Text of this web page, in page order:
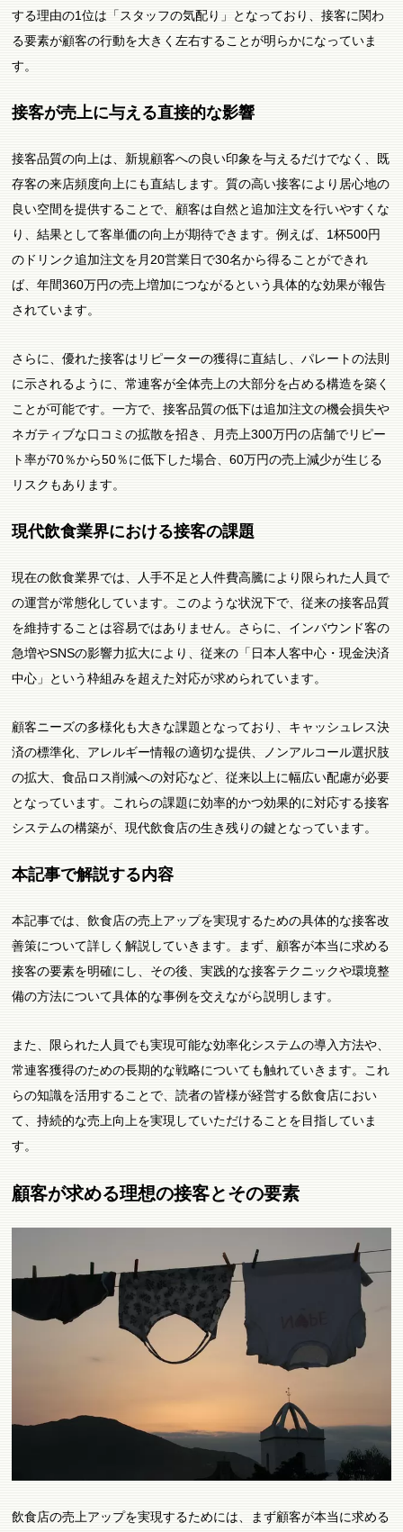
する理由の1位は「スタッフの気配り」となっており、接客に関わ
る要素が顧客の行動を大きく左右することが明らかになっていま
す。
接客が売上に与える直接的な影響
接客品質の向上は、新規顧客への良い印象を与えるだけでなく、既
存客の来店頻度向上にも直結します。質の高い接客により居心地の
良い空間を提供することで、顧客は自然と追加注文を行いやすくな
り、結果として客単価の向上が期待できます。例えば、1杯500円
のドリンク追加注文を月20営業日で30名から得ることができれ
ば、年間360万円の売上増加につながるという具体的な効果が報告
されています。
さらに、優れた接客はリピーターの獲得に直結し、パレートの法則
に示されるように、常連客が全体売上の大部分を占める構造を築く
ことが可能です。一方で、接客品質の低下は追加注文の機会損失や
ネガティブな口コミの拡散を招き、月売上300万円の店舗でリピー
ト率が70％から50％に低下した場合、60万円の売上減少が生じる
リスクもあります。
現代飲食業界における接客の課題
現在の飲食業界では、人手不足と人件費高騰により限られた人員で
の運営が常態化しています。このような状況下で、従来の接客品質
を維持することは容易ではありません。さらに、インバウンド客の
急増やSNSの影響力拡大により、従来の「日本人客中心・現金決済
中心」という枠組みを超えた対応が求められています。
顧客ニーズの多様化も大きな課題となっており、キャッシュレス決
済の標準化、アレルギー情報の適切な提供、ノンアルコール選択肢
の拡大、食品ロス削減への対応など、従来以上に幅広い配慮が必要
となっています。これらの課題に効率的かつ効果的に対応する接客
システムの構築が、現代飲食店の生き残りの鍵となっています。
本記事で解説する内容
本記事では、飲食店の売上アップを実現するための具体的な接客改
善策について詳しく解説していきます。まず、顧客が本当に求める
接客の要素を明確にし、その後、実践的な接客テクニックや環境整
備の方法について具体的な事例を交えながら説明します。
また、限られた人員でも実現可能な効率化システムの導入方法や、
常連客獲得のための長期的な戦略についても触れていきます。これ
らの知識を活用することで、読者の皆様が経営する飲食店におい
て、持続的な売上向上を実現していただけることを目指していま
す。
顧客が求める理想の接客とその要素
飲食店の売上アップを実現するためには、まず顧客が本当に求める